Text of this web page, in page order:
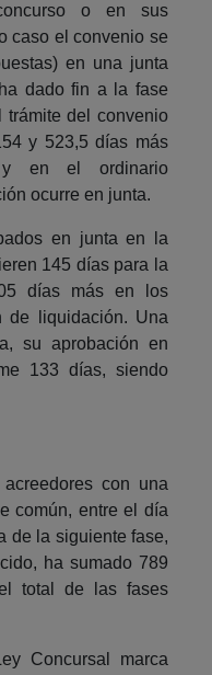
o en sus
caso el convenio se
en una junta
dado fin a la fase
trámite del convenio
y 523,5 días más
en el ordinario
ocurre en junta.
en junta en la
145 días para la
días más en los
de liquidación. Una
su aprobación en
133 días, siendo
con una
común, entre el día
de la siguiente fase,
ha sumado 789
total de las fases
Concursal marca